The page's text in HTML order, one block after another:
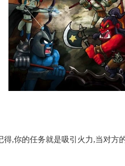
你的任务就是吸引火力,当对方